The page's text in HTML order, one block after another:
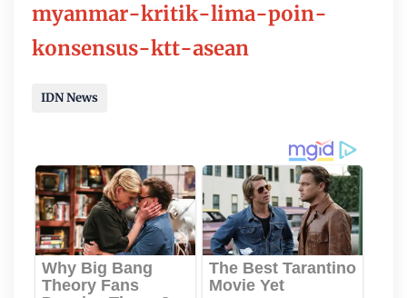
myanmar-kritik-lima-poin-
konsensus-ktt-asean
IDN News